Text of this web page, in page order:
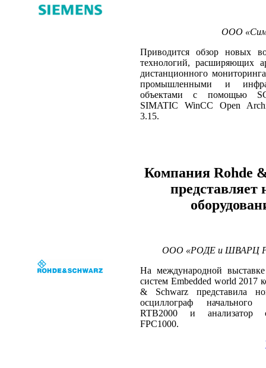
ООО
Приводится обзор новых
технологий, расширяющих
дистанционного
промышленными и
объектами с помощью
SIMATIC WinCC Open
3.15.
Компания Rohde
представляет
ООО «РОДЕ и ШВАРЦ
На международной
систем Embedded world 2017
& Schwarz представила
осциллограф
RTB2000 и анализатор
FPC1000.